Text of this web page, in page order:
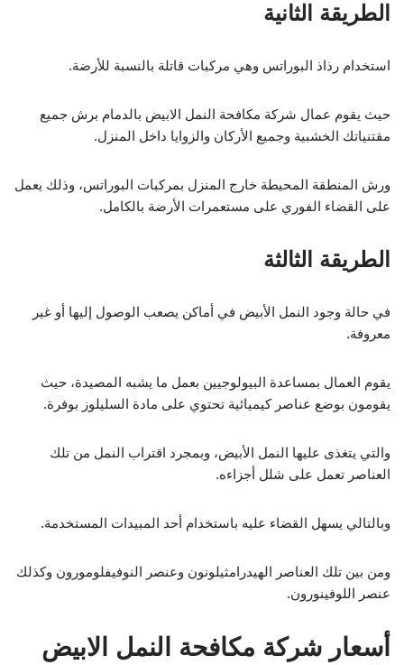
الطريقة الثانية
استخدام رذاذ البوراتس وهي مركبات قاتلة بالنسبة للأرضة.
حيث يقوم عمال شركة مكافحة النمل الابيض بالدمام برش جميع
مقتنياتك الخشبية وجميع الأركان والزوايا داخل المنزل.
ورش المنطقة المحيطة خارج المنزل بمركبات البوراتس، وذلك يعمل
على القضاء الفوري على مستعمرات الأرضة بالكامل.
الطريقة الثالثة
في حالة وجود النمل الأبيض في أماكن يصعب الوصول إليها أو غير
معروفة.
يقوم العمال بمساعدة البيولوجيين بعمل ما يشبه المصيدة، حيث
يقومون بوضع عناصر كيميائية تحتوي على مادة السليلوز بوفرة.
والتي يتغذى عليها النمل الأبيض، وبمجرد اقتراب النمل من تلك
العناصر تعمل على شلل أجزاءه.
وبالتالي يسهل القضاء عليه باستخدام أحد المبيدات المستخدمة.
ومن بين تلك العناصر الهيدرامثيلونون وعنصر النوفيفلومورون وكذلك
عنصر اللوفينورون.
أسعار شركة مكافحة النمل الابيض